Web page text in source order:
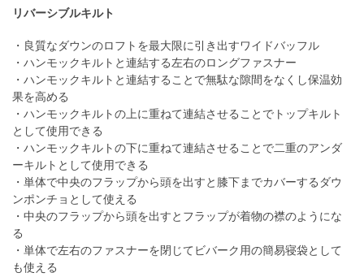
リバーシブルキルト
・良質なダウンのロフトを最大限に引き出すワイドバッフル
・ハンモックキルトと連結する左右のロングファスナー
・ハンモックキルトと連結することで無駄な隙間をなくし保温効
果を高める
・ハンモックキルトの上に重ねて連結させることでトップキルト
として使用できる
・ハンモックキルトの下に重ねて連結させることで二重のアンダ
ーキルトとして使用できる
・単体で中央のフラップから頭を出すと膝下までカバーするダウ
ンポンチョとして使える
・中央のフラップから頭を出すとフラップが着物の襟のようにな
る
・単体で左右のファスナーを閉じてビバーク用の簡易寝袋として
も使える